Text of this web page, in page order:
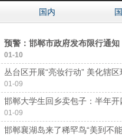
国内
预警：邯郸市政府发布限行通知
01-10
丛台区开展“亮妆行动” 美化辖区
01-09
邯郸大学生回乡卖包子：半年
01-09
邯郸襄湖岛来了稀罕鸟“美到不